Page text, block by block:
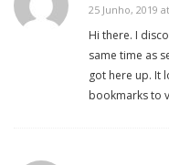
25 Junho, 2019
Hi there. I
same time as
got here up. It
bookmarks to